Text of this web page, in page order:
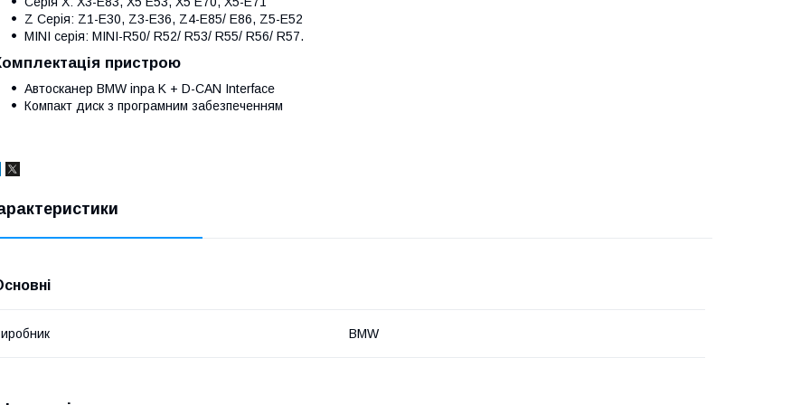
Z Серія: Z1-E30, Z3-E36, Z4-E85/ E86, Z5-E52
MINI серія: MINI-R50/ R52/ R53/ R55/ R56/ R57.
пристрою
Автосканер BMW inpa K + D-CAN Interface
Компакт диск з програмним забезпеченням
BMW